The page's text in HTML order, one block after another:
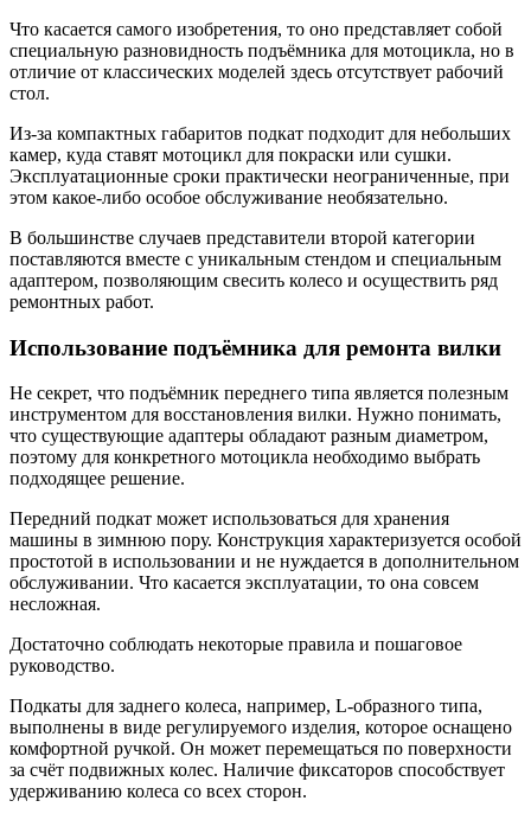
Что касается самого изобретения, то оно представляет собой
специальную разновидность подъёмника для мотоцикла, но в
отличие от классических моделей здесь отсутствует рабочий
стол.
Из-за компактных габаритов подкат подходит для небольших
камер, куда ставят мотоцикл для покраски или сушки.
Эксплуатационные сроки практически неограниченные, при
этом какое-либо особое обслуживание необязательно.
В большинстве случаев представители второй категории
поставляются вместе с уникальным стендом и специальным
адаптером, позволяющим свесить колесо и осуществить ряд
ремонтных работ.
Использование подъёмника для ремонта вилки
Не секрет, что подъёмник переднего типа является полезным
инструментом для восстановления вилки. Нужно понимать,
что существующие адаптеры обладают разным диаметром,
поэтому для конкретного мотоцикла необходимо выбрать
подходящее решение.
Передний подкат может использоваться для хранения
машины в зимнюю пору. Конструкция характеризуется особой
простотой в использовании и не нуждается в дополнительном
обслуживании. Что касается эксплуатации, то она совсем
несложная.
Достаточно соблюдать некоторые правила и пошаговое
руководство.
Подкаты для заднего колеса, например, L-образного типа,
выполнены в виде регулируемого изделия, которое оснащено
комфортной ручкой. Он может перемещаться по поверхности
за счёт подвижных колес. Наличие фиксаторов способствует
удерживанию колеса со всех сторон.